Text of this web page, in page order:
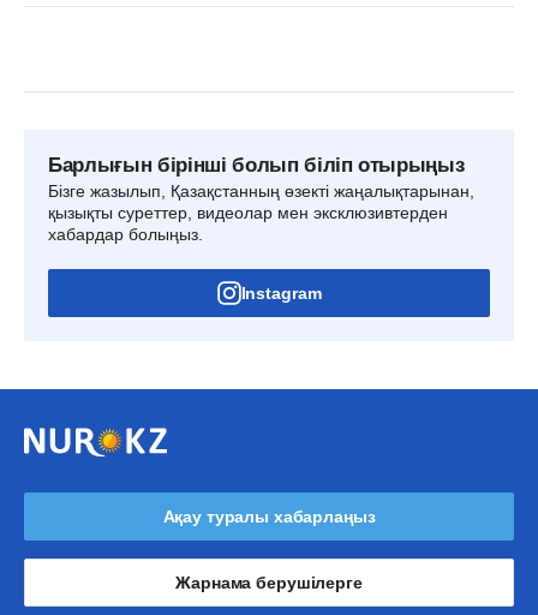
Барлығын бірінші болып біліп отырыңыз
Бізге жазылып, Қазақстанның өзекті жаңалықтарынан,
қызықты суреттер, видеолар мен эксклюзивтерден
хабардар болыңыз.
Instagram
Ақау туралы хабарлаңыз
Жарнама берушілерге